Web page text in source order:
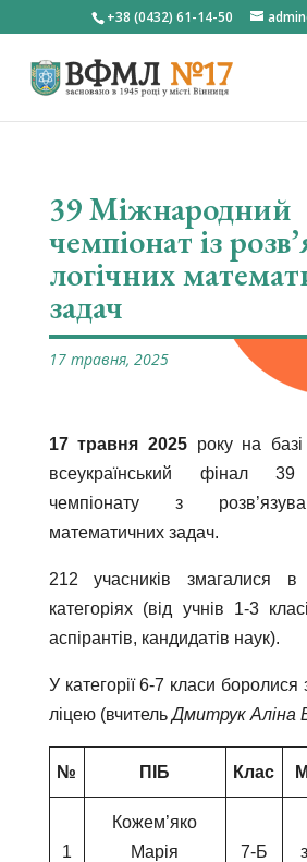
+38 (0432) 61-14-50
39 Міжнародний
чемпіонат із
логічних
задач
17 травня, 2025
17 травня 2025 року на
всеукраїнський фінал 39
чемпіонату з
математичних задач.
212 учасників змагалися в
категоріях (від учнів 1-3
аспірантів, кандидатів наук).
У категорії 6-7 класи боролися
ліцею (вчительДмитрук Аліна
№ ПІБ Клас
1
Кожем’яко
Марія
7-Б